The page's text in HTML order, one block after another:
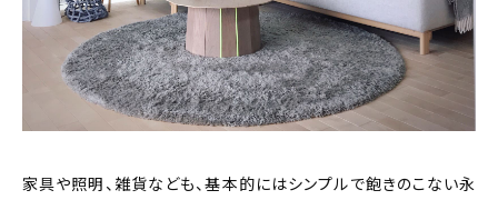
家具や照明、雑貨なども、基本的にはシンプルで飽きのこない永